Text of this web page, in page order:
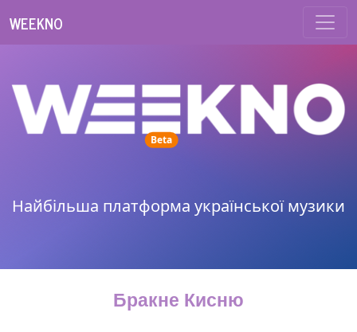
WEEKNO
Betaunread messages
Найбільша платформа української музики
Бракне Кисню